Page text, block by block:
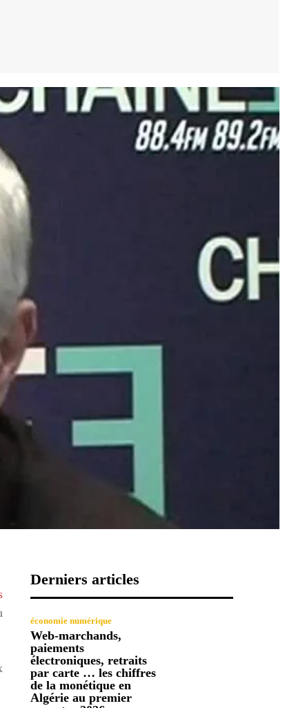
Derniers articles
économie numérique
Web-marchands,
paiements
électroniques, retraits
par carte … les chiffres
de la monétique en
Algérie au premier